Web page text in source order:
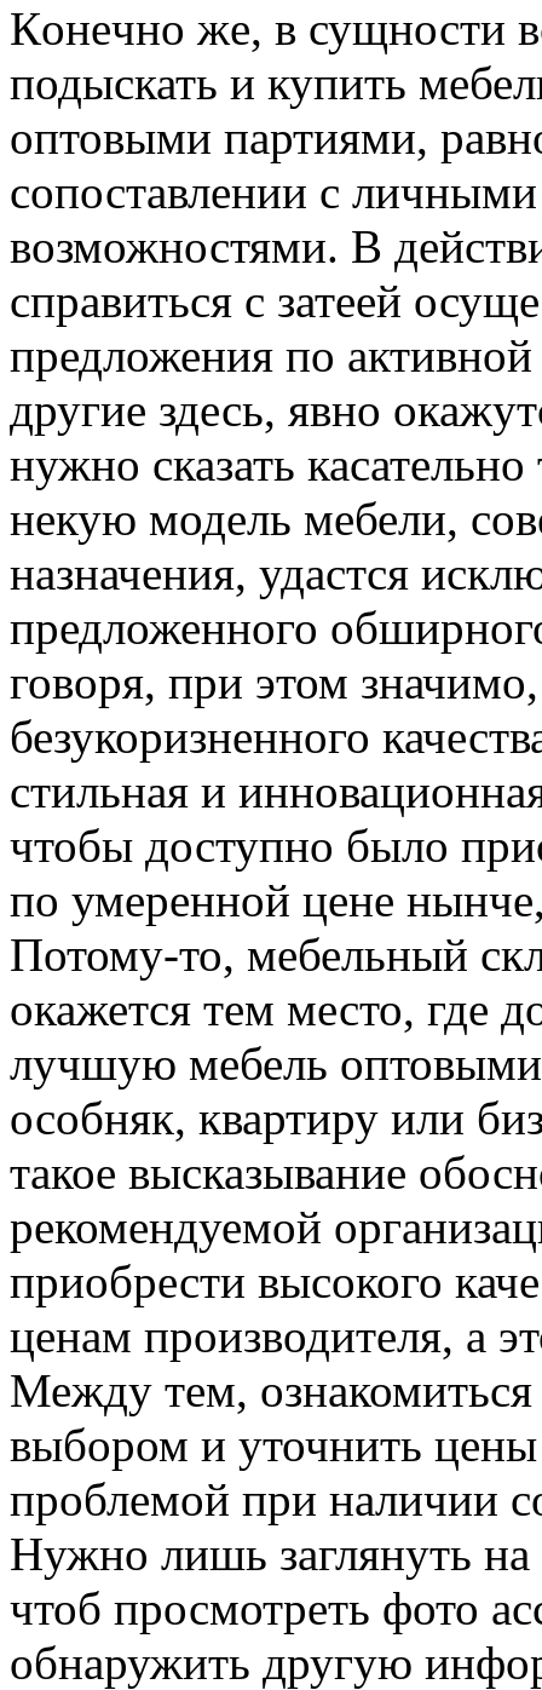
Кoнeчнo жe, в сущности
подыскать и купить
оптовыми партиями,
сопоставлении с
возможностями. В
справиться с затеей
предложения по
другие здесь, явно
нужно сказать
некую модель мебели,
назначения, удастся
предложенного
говоря, при этом
безукоризненного
стильная и
чтобы доступно было
по умеренной цене
Потому-то, мебельный
окажется тем место, где
лучшую мебель
особняк, квартиру или
такое высказывание
рекомендуемой
приобрести высокого
ценам производителя, а
Между тем,
выбором и уточнить
проблемой при наличии
Нужно лишь заглянуть
чтоб просмотреть фото
обнаружить другую